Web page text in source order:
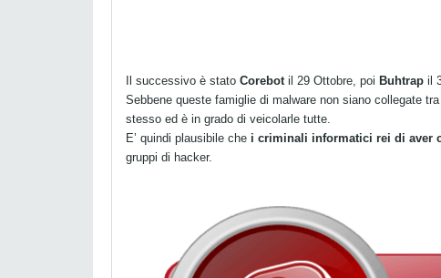
Il successivo è stato Corebot il 29 Ottobre, poi Buhtrap il
Sebbene queste famiglie di malware non siano collegate
stesso ed è in grado di veicolarle tutte.
E’ quindi plausibile che i criminali informatici rei di aver
gruppi di hacker.